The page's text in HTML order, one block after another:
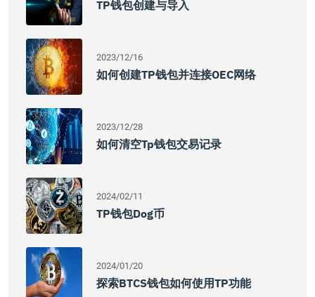
TP钱包创建与导入
2023/12/16
如何创建TP钱包并连接OEC网络
2023/12/28
如何清空tp钱包交易记录
2024/02/11
TP钱包Dog币
2024/01/20
探索BTCS钱包如何使用TP功能